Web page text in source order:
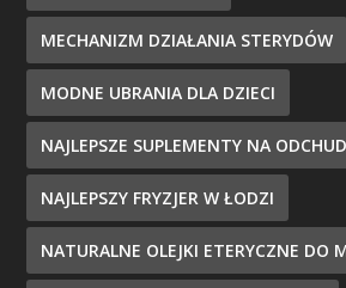
MECHANIZM DZIAŁANIA STERYDÓW
MODNE UBRANIA DLA DZIECI
NAJLEPSZE SUPLEMENTY NA
NAJLEPSZY FRYZJER W ŁODZI
NATURALNE OLEJKI ETERYCZNE DO